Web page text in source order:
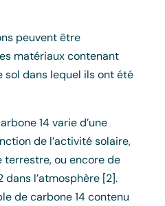
peuvent être
matériaux contenant
sol dans lequel ils ont été
14 varie d’une
de l’activité solaire,
ou encore de
dans l’atmosphère [2].
de carbone 14 contenu